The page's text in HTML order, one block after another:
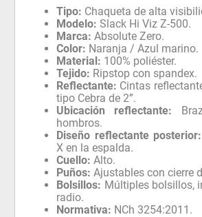
Tipo: Chaqueta de alta
Modelo: Slack Hi Viz Z-500.
Marca: Absolute Zero.
Color: Naranja / Azul marino.
Material: 100% poliéster.
Tejido: Ripstop con spandex.
Reflectante: Cintas
tipo Cebra de 2”.
Ubicación reflectante:
hombros.
Diseño reflectante posterior:
X en la espalda.
Cuello: Alto.
Puños: Ajustables con cierre
Bolsillos: Múltiples bolsillos,
radio.
Normativa: NCh 3254:2011.